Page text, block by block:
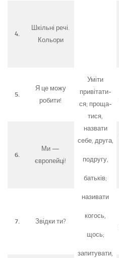
Уміти
привітати-
ся; проща-
тися,
назвати
себе, друга,
подругу,
батьків;
називати
когось,
щось;
запитувати,
4.
Шкільні речі.
Кольори
5.
Я це можу
робити!
6.
Ми —
європейці!
7. Звідки ти?